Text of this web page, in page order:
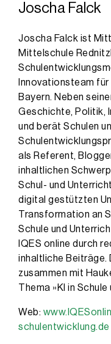
Joscha Falck
Joscha Falck ist
Mittelschule
Innovationsteam
Bayern. Neben
Geschichte, Politik,
und berät Schulen
als Referent,
inhaltlichen
Schul- und
digital gestützten
Transformation an
Schule und
IQES online durch
inhaltliche Beiträge.
zusammen mit
Thema »KI in
Web:
schulentwicklung.de